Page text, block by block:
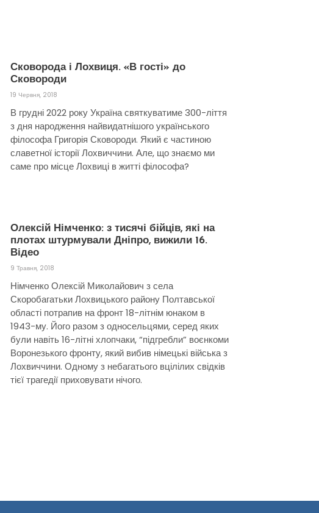
Сковорода і Лохвиця. «В гості» до
Сковороди
19 Червня, 2018
В грудні 2022 року Україна святкуватиме 300-ліття
з дня народження найвидатнішого українського
філософа Григорія Сковороди. Який є частиною
славетної історії Лохвиччини. Але, що знаємо ми
саме про місце Лохвиці в житті філософа?
Олексій Німченко: з тисячі бійців, які на
плотах штурмували Дніпро, вижили 16.
Відео
9 Травня, 2018
Німченко Олексій Миколайович з села
Скоробагатьки Лохвицького району Полтавської
області потрапив на фронт 18-літнім юнаком в
1943-му. Його разом з односельцями, серед яких
були навіть 16-літні хлопчаки, “підгребли” воєнкоми
Воронезького фронту, який вибив німецькі війська з
Лохвиччини. Одному з небагатього вцілілих свідків
тієї трагедії приховувати нічого.